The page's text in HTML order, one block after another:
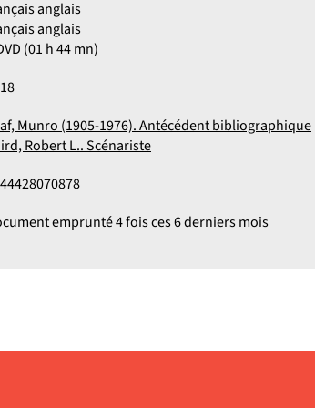
anglais
anglais
(01 h 44 mn)
Munro (1905-1976). Antécédent bibliographique
Robert L.. Scénariste
emprunté 4 fois ces 6 derniers mois